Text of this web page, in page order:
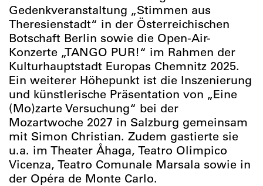
Gedenkveranstaltung „Stimmen aus
Theresienstadt“ in der Österreichischen
Botschaft Berlin sowie die Open-Air-
Konzerte „TANGO PUR!“ im Rahmen der
Kulturhauptstadt Europas Chemnitz 2025.
Ein weiterer Höhepunkt ist die Inszenierung
und künstlerische Präsentation von „Eine
(Mo)zarte Versuchung“ bei der
Mozartwoche 2027 in Salzburg gemeinsam
mit Simon Christian. Zudem gastierte sie
u.a. im Theater Åhaga, Teatro Olimpico
Vicenza, Teatro Comunale Marsala sowie in
der Opéra de Monte Carlo.